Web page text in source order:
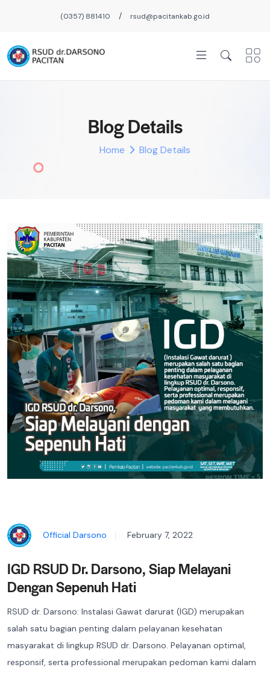
(0357) 881410 / rsud@pacitankab.go.id
Blog Details
Home Blog Details
Official Darsono February 7, 2022
IGD RSUD Dr. Darsono, Siap Melayani
Dengan Sepenuh Hati
RSUD dr. Darsono: Instalasi Gawat darurat (IGD) merupakan
salah satu bagian penting dalam pelayanan kesehatan
masyarakat di lingkup RSUD dr. Darsono. Pelayanan optimal,
responsif, serta professional merupakan pedoman kami dalam